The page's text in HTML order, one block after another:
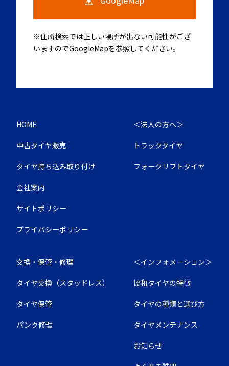
※住所検索では正しい場所が出ない可能性がござ
いますのでGoogleMapを参照してください。
HOME
中古タイヤ販売
タイヤ持ち込み取り付け
会社案内
サイトポリシー
プライバシーポリシー
＜法人の方へ＞
トラックタイヤ
フォークリフトタイヤ
交換・保管・修理
タイヤ交換（スタッドレス）
タイヤ保管
パンク修理
＜インフォメーション＞
協和タイヤの特徴
タイヤの種類と選び方
タイヤメンテナンス
お知らせ